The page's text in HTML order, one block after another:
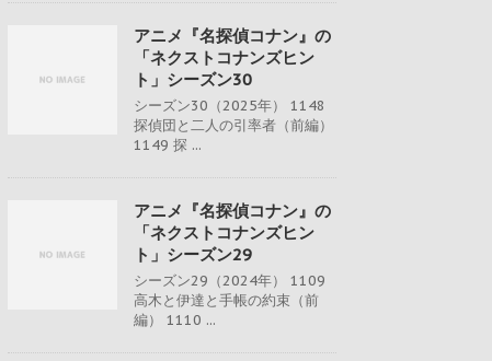
アニメ『名探偵コナン』の
「ネクストコナンズヒン
ト」シーズン30
シーズン30（2025年） 1148
探偵団と二人の引率者（前編）
1149 探 ...
アニメ『名探偵コナン』の
「ネクストコナンズヒン
ト」シーズン29
シーズン29（2024年） 1109
高木と伊達と手帳の約束（前
編） 1110 ...